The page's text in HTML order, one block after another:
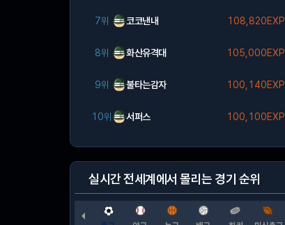
7위 코코낸내 108,820EXP
8위 화산유격대 105,000EXP
9위 불타는감자 100,140EXP
10위 서퍼스 100,100EXP
실시간 전세계에서 몰리는 경기 순위